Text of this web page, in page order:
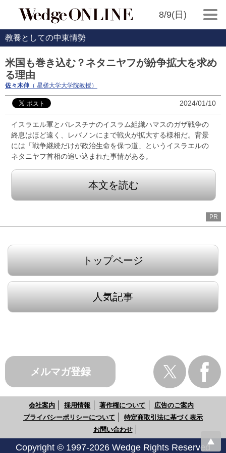
8/9(日)
教養としての中東情勢
米国も巻き込む？ネタニヤフが紛争拡大を求め
る理由
佐々木伸 （ 星槎大学大学院教授）
2024/01/10
イスラエル軍とパレスチナのイスラム組織ハマスのガザ戦争の
終息はほど遠く、レバノンにまで戦火が拡大する様相だ。背景
には「戦争継続だけが政治生命を保つ道」というイスラエルの
ネタニヤフ首相の追い込まれた事情がある。
本文を読む
PR
トップページ
人気記事
メルマガ登録
会社案内 採用情報 著作権について
広告のご案内
プライバシーポリシーについて
特定商取引法に基づく表示
お問い合わせ
Copyright © 1997-2026 Wedge Rights Reserved